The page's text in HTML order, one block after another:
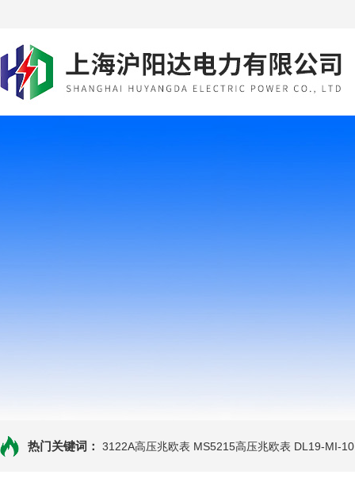
热门关键词： 3122A高压兆欧表 MS5215高压兆欧表 DL19-MI-